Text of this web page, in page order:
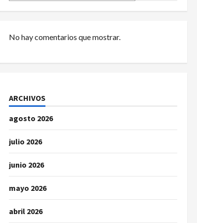
No hay comentarios que mostrar.
ARCHIVOS
agosto 2026
julio 2026
junio 2026
mayo 2026
abril 2026